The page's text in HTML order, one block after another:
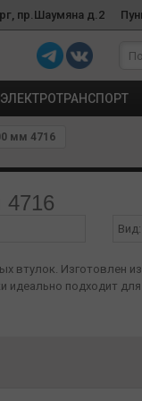
пр.Шаумяна д.2
ЭЛЕКТРОТРАНСПОРТ
мм 4716
4716
Вид:
втулок. Изготовлен
подходит